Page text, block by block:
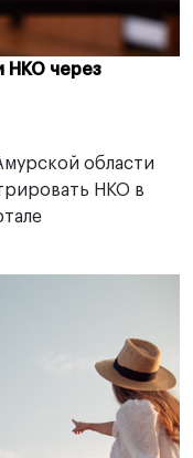
НКО через
област и
НКО в